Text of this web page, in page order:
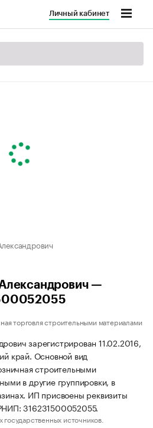
Личный кабинет
—
торговля строительными материалами
зарегистрирован 11.02.2016,
край. Основной вид
строительными
в другие группировки, в
ИП присвоены реквизиты
316231500052055.
источников.